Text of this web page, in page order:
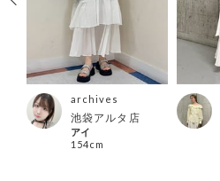
archives
池袋アルタ店
アイ
154cm